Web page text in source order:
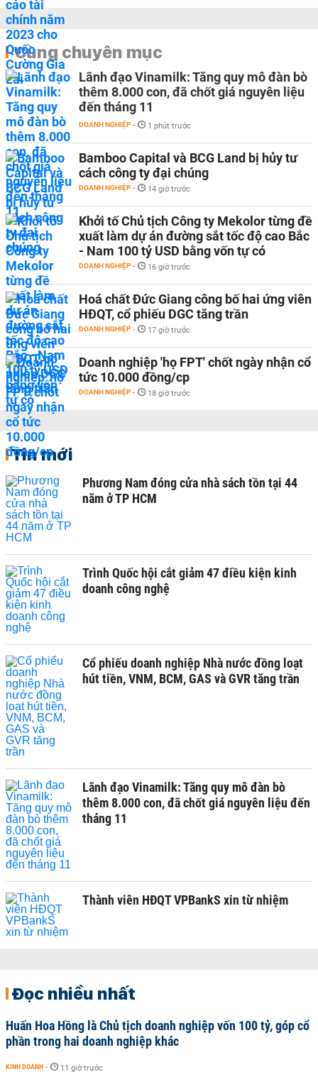
Cùng chuyên mục
Lãnh đạo Vinamilk: Tăng quy mô đàn bò
thêm 8.000 con, đã chốt giá nguyên liệu
đến tháng 11
DOANH NGHIỆP - 1 phút trước
Bamboo Capital và BCG Land bị hủy tư
cách công ty đại chúng
DOANH NGHIỆP - 14 giờ trước
Khởi tố Chủ tịch Công ty Mekolor từng đề
xuất làm dự án đường sắt tốc độ cao Bắc
- Nam 100 tỷ USD bằng vốn tự có
DOANH NGHIỆP - 16 giờ trước
Hoá chất Đức Giang công bố hai ứng viên
HĐQT, cổ phiếu DGC tăng trần
DOANH NGHIỆP - 17 giờ trước
Doanh nghiệp 'họ FPT' chốt ngày nhận cổ
tức 10.000 đồng/cp
DOANH NGHIỆP - 18 giờ trước
Tin mới
Phương Nam đóng cửa nhà sách tồn tại 44
năm ở TP HCM
Trình Quốc hội cắt giảm 47 điều kiện kinh
doanh công nghệ
Cổ phiếu doanh nghiệp Nhà nước đồng loạt
hút tiền, VNM, BCM, GAS và GVR tăng trần
Lãnh đạo Vinamilk: Tăng quy mô đàn bò
thêm 8.000 con, đã chốt giá nguyên liệu đến
tháng 11
Thành viên HĐQT VPBankS xin từ nhiệm
Đọc nhiều nhất
Huấn Hoa Hồng là Chủ tịch doanh nghiệp vốn 100 tỷ, góp cổ
phần trong hai doanh nghiệp khác
KINH DOANH - 11 giờ trước